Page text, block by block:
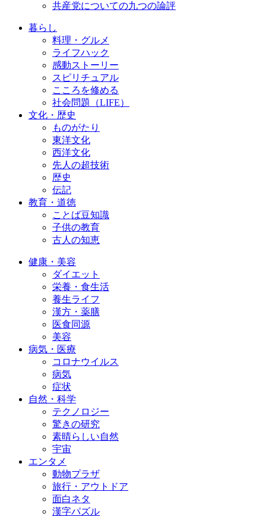
共産党についての九つの論評
暮らし
料理・グルメ
ライフハック
感動ストーリー
スピリチュアル
こころを修める
社会問題（LIFE）
文化・歴史
ものがたり
東洋文化
西洋文化
先人の超技術
歴史
伝記
教育・道徳
ことば豆知識
子供の教育
古人の知恵
健康・美容
ダイエット
栄養・食生活
養生ライフ
漢方・薬膳
医食同源
美容
病気・医療
コロナウイルス
病気
症状
自然・科学
テクノロジー
驚きの研究
素晴らしい自然
宇宙
エンタメ
動物プラザ
旅行・アウトドア
面白ネタ
漢字パズル